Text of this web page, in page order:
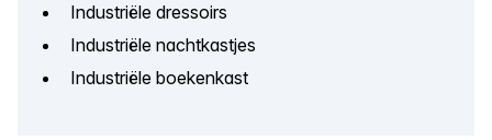
Industriële dressoirs
Industriële nachtkastjes
Industriële boekenkast